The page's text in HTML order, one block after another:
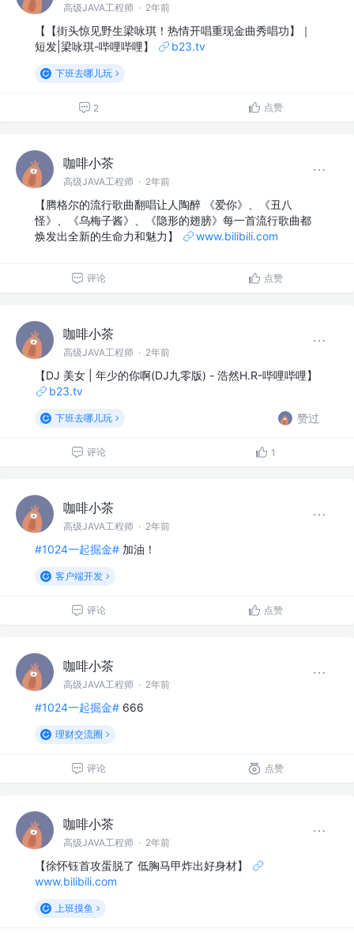
高级JAVA工程师 · 2年前
【【街头惊见野生梁咏琪！热情开唱重现金曲秀唱功】｜
短发|梁咏琪-哔哩哔哩】
b23.tv
下班去哪儿玩
2 点赞
咖啡小茶
高级JAVA工程师 · 2年前
【腾格尔的流行歌曲翻唱让人陶醉 《爱你》、《丑八
怪》、《乌梅子酱》、《隐形的翅膀》每一首流行歌曲都
焕发出全新的生命力和魅力】
www.bilibili.com
评论 点赞
咖啡小茶
高级JAVA工程师 · 2年前
【DJ 美女 | 年少的你啊(DJ九零版) - 浩然H.R-哔哩哔哩】
b23.tv
下班去哪儿玩 赞过
评论 1
咖啡小茶
高级JAVA工程师 · 2年前
#1024一起掘金# 加油！
客户端开发
评论 点赞
咖啡小茶
高级JAVA工程师 · 2年前
#1024一起掘金# 666
理财交流圈
评论 点赞
咖啡小茶
高级JAVA工程师 · 2年前
【徐怀钰首攻蛋脱了 低胸马甲炸出好身材】
www.bilibili.com
上班摸鱼